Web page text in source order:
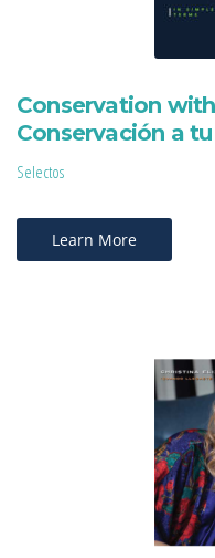
Conservation
Conservación a
Selectos
Learn More